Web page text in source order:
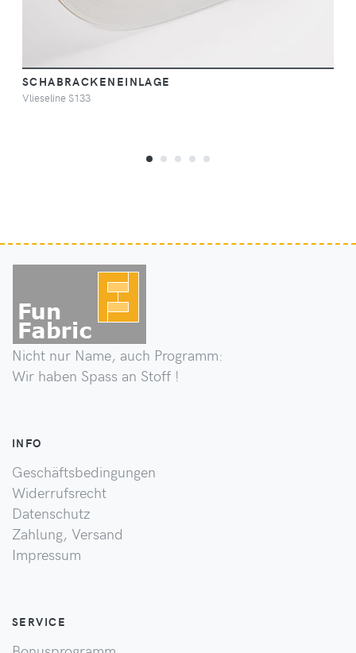
SCHABRACKENEINLAGE
Vlieseline S133
Nicht nur Name, auch Programm:
Wir haben Spass an Stoff !
INFO
Geschäftsbedingungen
Widerrufsrecht
Datenschutz
Zahlung, Versand
Impressum
SERVICE